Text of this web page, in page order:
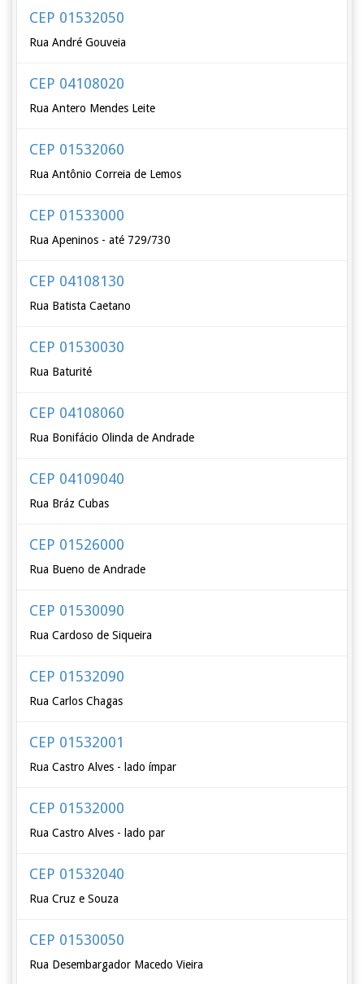
CEP 01532050
Rua André Gouveia
CEP 04108020
Rua Antero Mendes Leite
CEP 01532060
Rua Antônio Correia de Lemos
CEP 01533000
Rua Apeninos - até 729/730
CEP 04108130
Rua Batista Caetano
CEP 01530030
Rua Baturité
CEP 04108060
Rua Bonifácio Olinda de Andrade
CEP 04109040
Rua Bráz Cubas
CEP 01526000
Rua Bueno de Andrade
CEP 01530090
Rua Cardoso de Siqueira
CEP 01532090
Rua Carlos Chagas
CEP 01532001
Rua Castro Alves - lado ímpar
CEP 01532000
Rua Castro Alves - lado par
CEP 01532040
Rua Cruz e Souza
CEP 01530050
Rua Desembargador Macedo Vieira